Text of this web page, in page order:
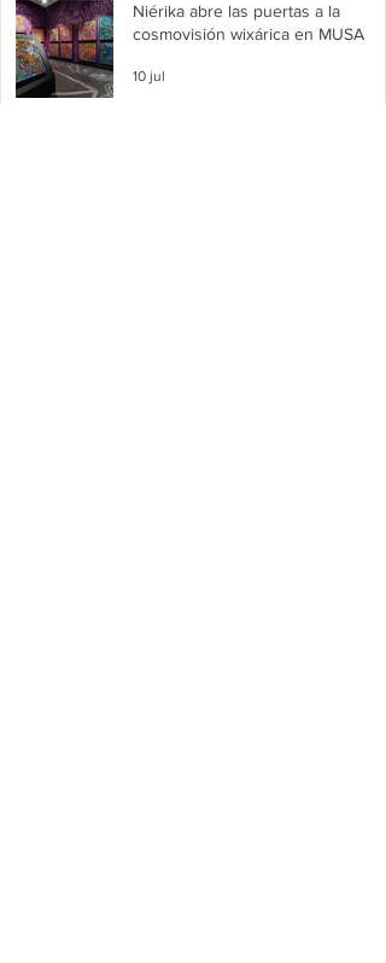
Niérika abre las puertas a la
cosmovisión wixárica en MUSA
10 jul